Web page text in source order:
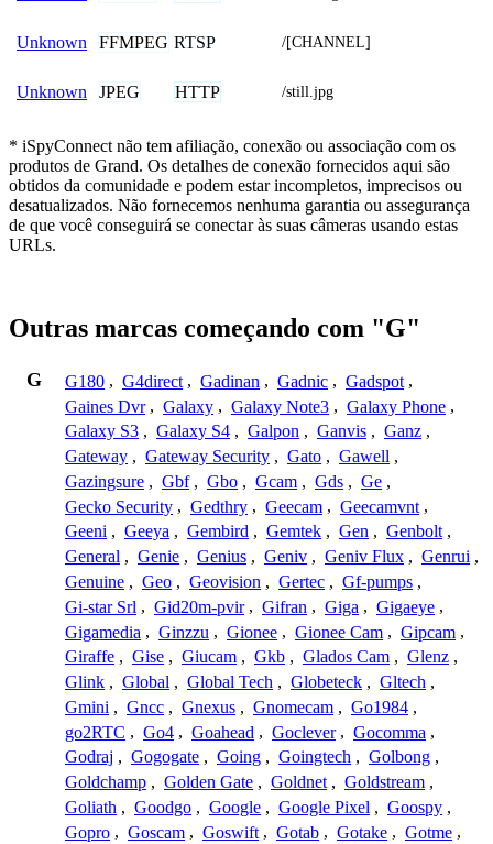
Unknown FFMPEG RTSP /[CHANNEL]
Unknown JPEG HTTP /still.jpg
* iSpyConnect não tem afiliação, conexão ou associação com os
produtos de Grand. Os detalhes de conexão fornecidos aqui são
obtidos da comunidade e podem estar incompletos, imprecisos ou
desatualizados. Não fornecemos nenhuma garantia ou assegurança
de que você conseguirá se conectar às suas câmeras usando estas
URLs.
Outras marcas começando com "G"
G G180 , G4direct , Gadinan , Gadnic , Gadspot ,
Gaines Dvr , Galaxy , Galaxy Note3 , Galaxy Phone ,
Galaxy S3 , Galaxy S4 , Galpon , Ganvis , Ganz ,
Gateway , Gateway Security , Gato , Gawell ,
Gazingsure , Gbf , Gbo , Gcam , Gds , Ge ,
Gecko Security , Gedthry , Geecam , Geecamvnt ,
Geeni , Geeya , Gembird , Gemtek , Gen , Genbolt ,
General , Genie , Genius , Geniv , Geniv Flux , Genrui ,
Genuine , Geo , Geovision , Gertec , Gf-pumps ,
Gi-star Srl , Gid20m-pvir , Gifran , Giga , Gigaeye ,
Gigamedia , Ginzzu , Gionee , Gionee Cam , Gipcam ,
Giraffe , Gise , Giucam , Gkb , Glados Cam , Glenz ,
Glink , Global , Global Tech , Globeteck , Gltech ,
Gmini , Gncc , Gnexus , Gnomecam , Go1984 ,
go2RTC , Go4 , Goahead , Goclever , Gocomma ,
Godraj , Gogogate , Going , Goingtech , Golbong ,
Goldchamp , Golden Gate , Goldnet , Goldstream ,
Goliath , Goodgo , Google , Google Pixel , Goospy ,
Gopro , Goscam , Goswift , Gotab , Gotake , Gotme ,